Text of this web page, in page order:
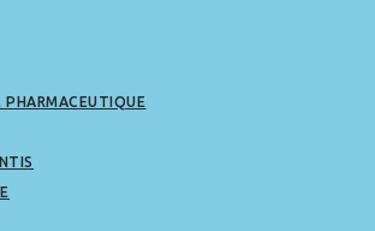
PHARMACEUTIQUE